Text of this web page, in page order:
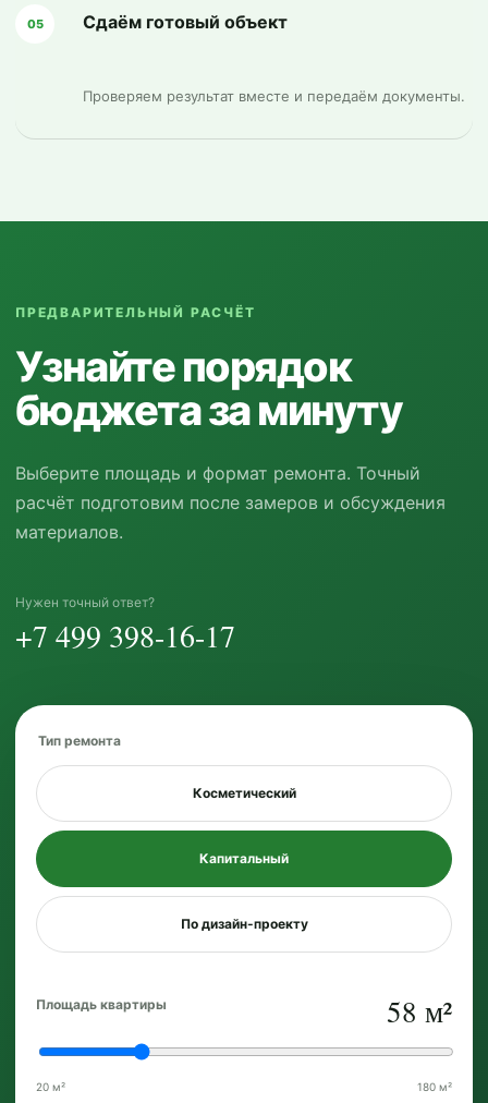
05 Сдаём готовый объект
Проверяем результат вместе и передаём документы.
ПРЕДВАРИТЕЛЬНЫЙ РАСЧЁТ
Узнайте порядок
бюджета за минуту
Выберите площадь и формат ремонта. Точный
расчёт подготовим после замеров и обсуждения
материалов.
Нужен точный ответ?
+7 499 398-16-17
Тип ремонта
Косметический
Капитальный
По дизайн-проекту
Площадь квартиры 58 м²
20 м² 180 м²